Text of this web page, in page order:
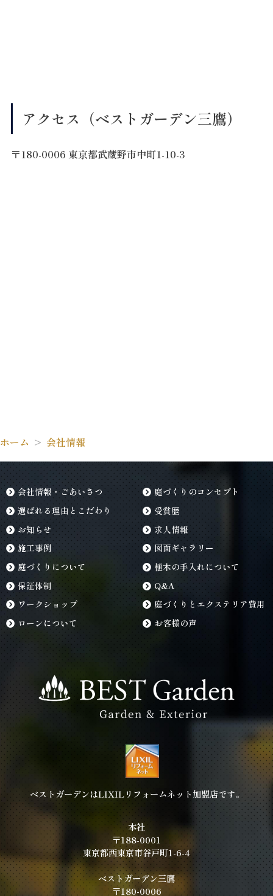
アクセス（ベストガーデン三鷹）
〒180-0006 東京都武蔵野市中町1-10-3
ホーム 会社情報
会社情報・ごあいさつ
庭づくりのコンセプト
選ばれる理由とこだわり
受賞歴
お知らせ
求人情報
施工事例
図面ギャラリー
庭づくりについて
植木の手入れについて
保証体制
Q&A
ワークショップ
庭づくりとエクステリア費用
ローンについて
お客様の声
ベストガーデンはLIXILリフォームネット加盟店です。
本社
〒188-0001
東京都西東京市谷戸町1-6-4
ベストガーデン三鷹
〒180-0006